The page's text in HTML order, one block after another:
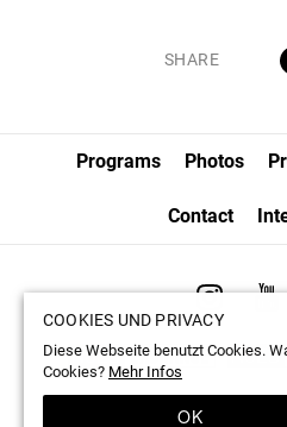
SHARE
Programs Photos
Contact
© 1998-2026 by Nippon
COOKIES UND PRIVACY
Diese Webseite benutzt Cookies.
Cookies? Mehr Infos
OK